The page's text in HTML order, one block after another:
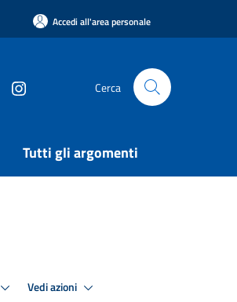
Accedi all'area personale
Cerca
Tutti gli argomenti
Vedi azioni